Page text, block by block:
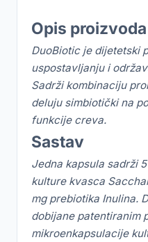
Opis proizvoda
DuoBiotic je dijetetski
uspostavljanju i
Sadrži kombinaciju
deluju simbiotički na
funkcije creva.
Sastav
Jedna kapsula sadrži
kulture kvasca
mg prebiotika Inulina.
dobijane patentiranim
mikroenkapsulacije